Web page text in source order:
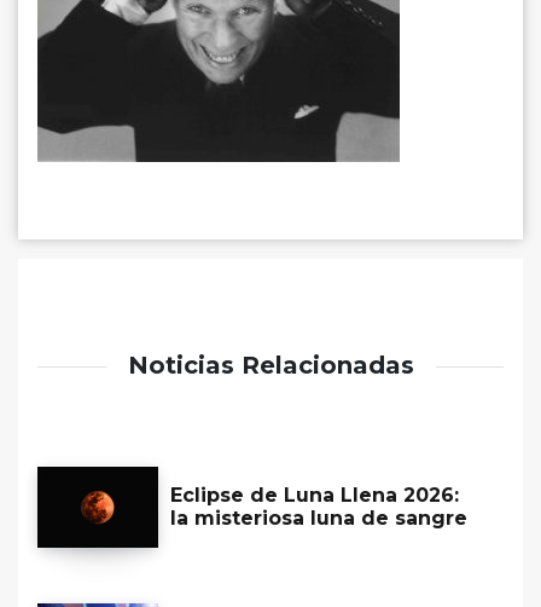
Noticias Relacionadas
Eclipse de Luna Llena 2026:
la misteriosa luna de sangre